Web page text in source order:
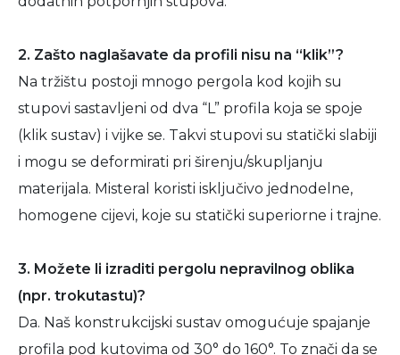
2. Zašto naglašavate da profili nisu na “klik”?
Na tržištu postoji mnogo pergola kod kojih su
stupovi sastavljeni od dva “L” profila koja se spoje
(klik sustav) i vijke se. Takvi stupovi su statički slabiji
i mogu se deformirati pri širenju/skupljanju
materijala. Misteral koristi isključivo jednodelne,
homogene cijevi, koje su statički superiorne i trajne.
3. Možete li izraditi pergolu nepravilnog oblika
(npr. trokutastu)?
Da. Naš konstrukcijski sustav omogućuje spajanje
profila pod kutovima od 30° do 160°. To znači da se